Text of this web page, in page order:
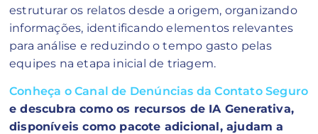
estruturar os relatos desde a origem, organizando
informações, identificando elementos relevantes
para análise e reduzindo o tempo gasto pelas
equipes na etapa inicial de triagem.
Conheça o Canal de Denúncias da Contato Seguro
e descubra como os recursos de IA Generativa,
disponíveis como pacote adicional, ajudam a